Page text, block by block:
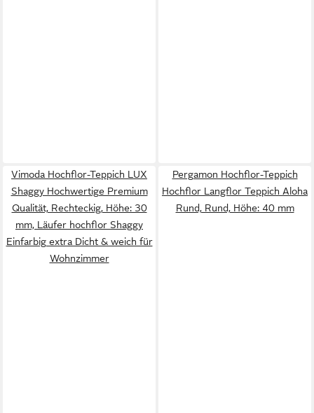
Vimoda Hochflor-Teppich LUX
Shaggy Hochwertige Premium
Qualität, Rechteckig, Höhe: 30
mm, Läufer hochflor Shaggy
Einfarbig extra Dicht & weich für
Wohnzimmer
Pergamon Hochflor-Teppich
Hochflor Langflor Teppich Aloha
Rund, Rund, Höhe: 40 mm